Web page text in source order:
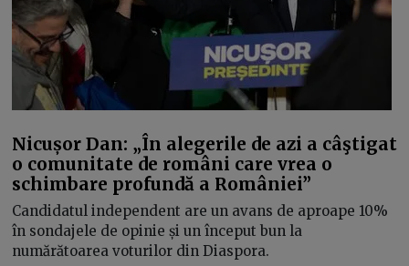
Nicușor Dan: „În alegerile de azi a câştigat
o comunitate de români care vrea o
schimbare profundă a României”
Candidatul independent are un avans de aproape 10%
în sondajele de opinie și un început bun la
numărătoarea voturilor din Diaspora.